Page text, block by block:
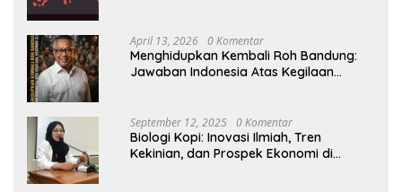
April 13, 2026 0 Komentar
Menghidupkan Kembali Roh Bandung:
Jawaban Indonesia Atas Kegilaan
September 12, 2025 0 Komentar
Biologi Kopi: Inovasi Ilmiah, Tren
Kekinian, dan Prospek Ekonomi di